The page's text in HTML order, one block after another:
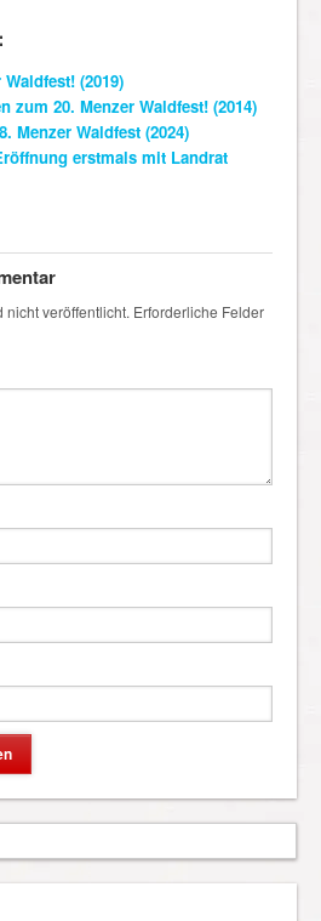
(2019)
zum 20. Menzer Waldfest! (2014)
Menzer Waldfest (2024)
erstmals mit Landrat
veröffentlicht. Erforderliche Felder